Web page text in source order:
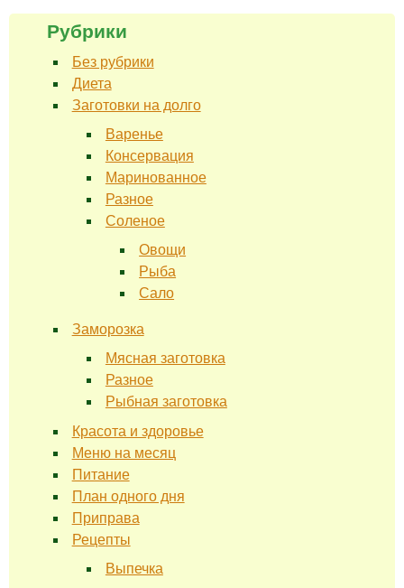
Рубрики
Без рубрики
Диета
Заготовки на долго
Варенье
Консервация
Маринованное
Разное
Соленое
Овощи
Рыба
Сало
Заморозка
Мясная заготовка
Разное
Рыбная заготовка
Красота и здоровье
Меню на месяц
Питание
План одного дня
Приправа
Рецепты
Выпечка